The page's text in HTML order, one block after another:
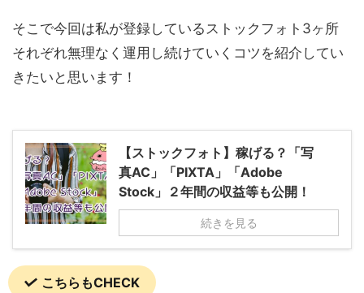
そこで今回は私が登録しているストックフォト3ヶ所
それぞれ無理なく運用し続けていくコツを紹介してい
きたいと思います！
【ストックフォト】稼げる？「写
真AC」「PIXTA」「Adobe
Stock」２年間の収益等も公開！
続きを見る
こちらもCHECK